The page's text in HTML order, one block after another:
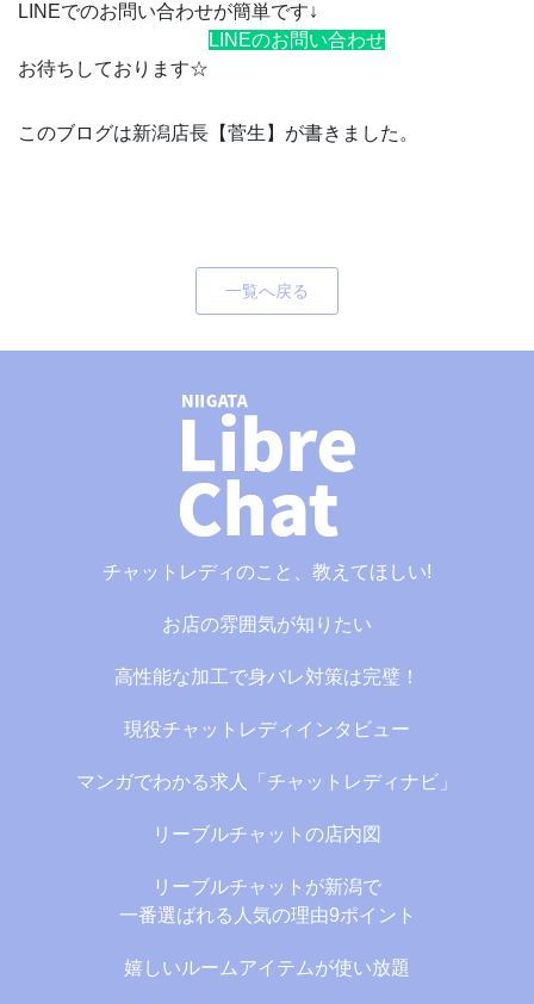
LINEでのお問い合わせが簡単です↓
LINEのお問い合わせ
お待ちしております☆
このブログは新潟店長【菅生】が書きました。
一覧へ戻る
チャットレディのこと、教えてほしい!
お店の雰囲気が知りたい
高性能な加工で身バレ対策は完璧！
現役チャットレディインタビュー
マンガでわかる求人「チャットレディナビ」
リーブルチャットの店内図
リーブルチャットが新潟で
一番選ばれる人気の理由9ポイント
嬉しいルームアイテムが使い放題